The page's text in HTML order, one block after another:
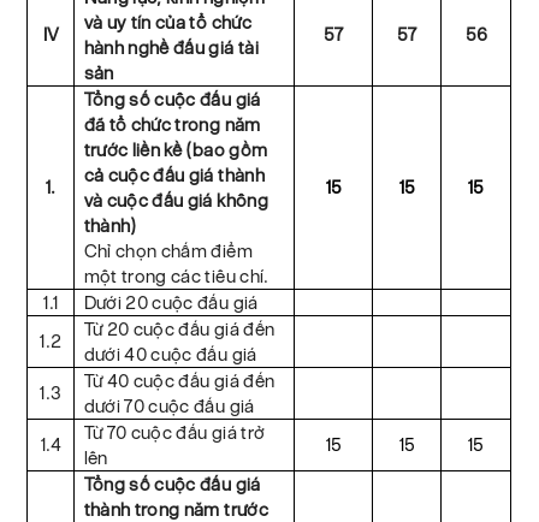
IV
và uy tín của tổ chức
hành nghề đấu giá tài
sản
57 57 56
1.
Tổng số cuộc đấu giá
đã tổ chức trong năm
trước liền kề (bao gồm
cả cuộc đấu giá thành
và cuộc đấu giá không
thành)
Chỉ chọn chấm điểm
một trong các tiêu chí.
15 15 15
1.1
Dưới 20 cuộc đấu giá
1.2
Từ 20 cuộc đấu giá đến
dưới 40 cuộc đấu giá
1.3
Từ 40 cuộc đấu giá đến
dưới 70 cuộc đấu giá
1.4
Từ 70 cuộc đấu giá trở
lên
15 15 15
Tổng số cuộc đấu giá
thành trong năm trước